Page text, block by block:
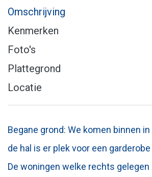
Omschrijving
Kenmerken
Foto's
Plattegrond
Locatie
Begane grond: We komen binnen
de hal is er plek voor een
De woningen welke rechts gelegen